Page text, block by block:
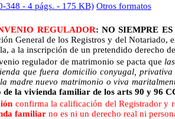
348 - 4 págs. - 175 KB) Otros formatos
REGULADOR: NO SIEMPRE
General de los Registros y del Notariado,
a la inscripción de un pretendido derecho
regulador de matrimonio se pacta que
que fuera domicilio conyugal, privativa
madre nuevo matrimonio o viva
de la vivienda familiar de los arts 90 y 96
confirma la calificación del Registrador y
familiar no es ni un derecho real ni